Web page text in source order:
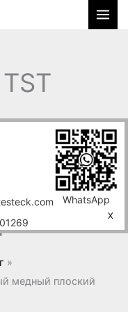
WhatsApp
X
PI
медный плоский